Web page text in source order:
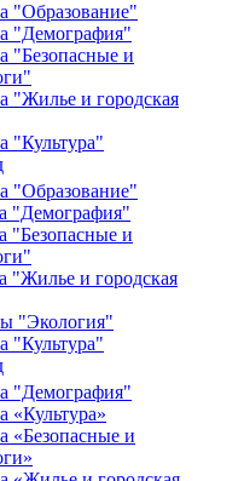
"Образование"
"Демография"
"Безопасные и
"Жилье и городская
"Культура"
"Образование"
"Демография"
"Безопасные и
"Жилье и городская
"Экология"
"Культура"
"Демография"
«Культура»
«Безопасные и